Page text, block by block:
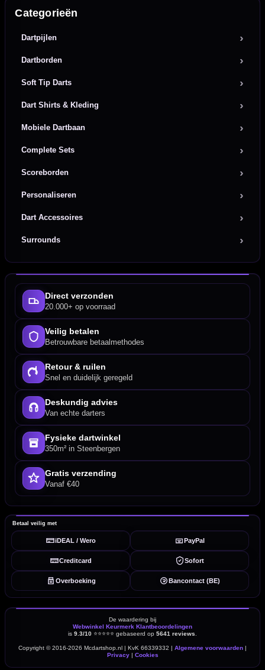
Categorieën
Dartpijlen
Dartborden
Soft Tip Darts
Dart Shirts & Kleding
Mobiele Dartbaan
Complete Sets
Scoreborden
Personaliseren
Dart Accessoires
Surrounds
Direct verzonden
20.000+ op voorraad
Veilig betalen
Betrouwbare betaalmethodes
Retour & ruilen
Snel en duidelijk geregeld
Deskundig advies
Van echte darters
Fysieke dartwinkel
350m² in Steenbergen
Gratis verzending
Vanaf €40
Betaal veilig met
iDEAL / Wero PayPal
Creditcard Sofort
Overboeking Bancontact (BE)
De waardering bij
Webwinkel Keurmerk Klantbeoordelingen
is 9.3/10 ⭐⭐⭐⭐⭐ gebaseerd op 5641 reviews
Copyright © 2016-2026 Mcdartshop.nl | KvK 66339332 | Algemene voorwaarden |
Privacy| Cookies